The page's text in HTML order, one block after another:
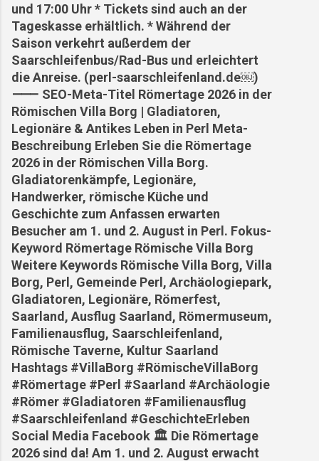
und 17:00 Uhr * Tickets sind auch an der
Tageskasse erhältlich. * Während der
Saison verkehrt außerdem der
Saarschleifenbus/Rad-Bus und erleichtert
die Anreise. (perl-saarschleifenland.de⁠￼)
⸻ SEO-Meta-Titel Römertage 2026 in der
Römischen Villa Borg | Gladiatoren,
Legionäre & Antikes Leben in Perl Meta-
Beschreibung Erleben Sie die Römertage
2026 in der Römischen Villa Borg.
Gladiatorenkämpfe, Legionäre,
Handwerker, römische Küche und
Geschichte zum Anfassen erwarten
Besucher am 1. und 2. August in Perl. Fokus-
Keyword Römertage Römische Villa Borg
Weitere Keywords Römische Villa Borg, Villa
Borg, Perl, Gemeinde Perl, Archäologiepark,
Gladiatoren, Legionäre, Römerfest,
Saarland, Ausflug Saarland, Römermuseum,
Familienausflug, Saarschleifenland,
Römische Taverne, Kultur Saarland
Hashtags #VillaBorg #RömischeVillaBorg
#Römertage #Perl #Saarland #Archäologie
#Römer #Gladiatoren #Familienausflug
#Saarschleifenland #GeschichteErleben
Social Media Facebook 🏛️ Die Römertage
2026 sind da! Am 1. und 2. August erwacht